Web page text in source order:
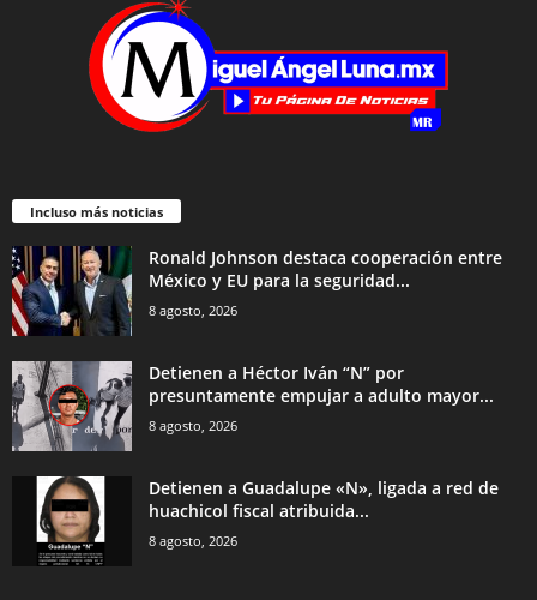
Incluso más noticias
Ronald Johnson destaca cooperación entre
México y EU para la seguridad...
8 agosto, 2026
Detienen a Héctor Iván “N” por
presuntamente empujar a adulto mayor...
8 agosto, 2026
Detienen a Guadalupe «N», ligada a red de
huachicol fiscal atribuida...
8 agosto, 2026